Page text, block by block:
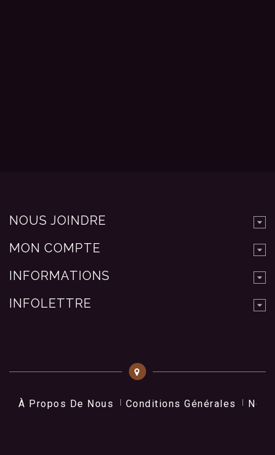
NOUS JOINDRE
MON COMPTE
INFORMATIONS
INFOLETTRE
À Propos De Nous Conditions Générales Nos